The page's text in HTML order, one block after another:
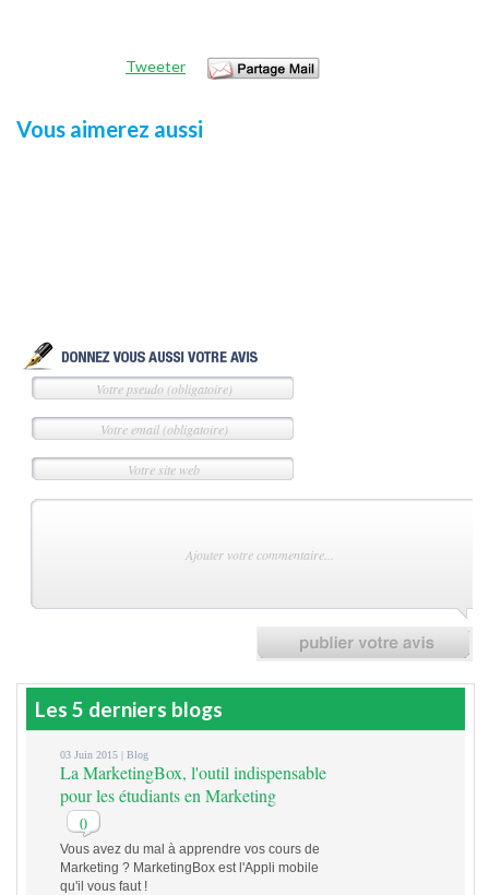
Tweeter
Vous aimerez aussi
Les 5 derniers blogs
03 Juin 2015 |Blog
La MarketingBox, l'outil indispensable
pour les étudiants en Marketing
0
Vous avez du mal à apprendre vos cours de
Marketing ? MarketingBox est l'Appli mobile
qu'il vous faut !